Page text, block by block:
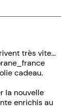
très vite...
cadeau.
la nouvelle
enrichis au